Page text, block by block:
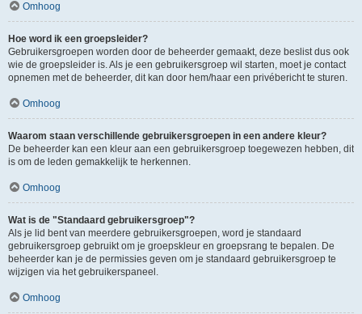
Omhoog
Hoe word ik een groepsleider?
Gebruikersgroepen worden door de beheerder gemaakt, deze beslist dus ook
wie de groepsleider is. Als je een gebruikersgroep wil starten, moet je contact
opnemen met de beheerder, dit kan door hem/haar een privébericht te sturen.
Omhoog
Waarom staan verschillende gebruikersgroepen in een andere kleur?
De beheerder kan een kleur aan een gebruikersgroep toegewezen hebben, dit
is om de leden gemakkelijk te herkennen.
Omhoog
Wat is de "Standaard gebruikersgroep"?
Als je lid bent van meerdere gebruikersgroepen, word je standaard
gebruikersgroep gebruikt om je groepskleur en groepsrang te bepalen. De
beheerder kan je de permissies geven om je standaard gebruikersgroep te
wijzigen via het gebruikerspaneel.
Omhoog